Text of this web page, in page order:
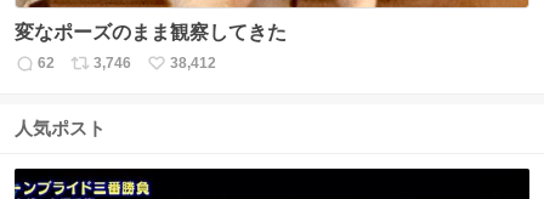
変なポーズのまま観察してきた
返
数
62
リ
ス
数
3,746
い
38,412
人気ポスト